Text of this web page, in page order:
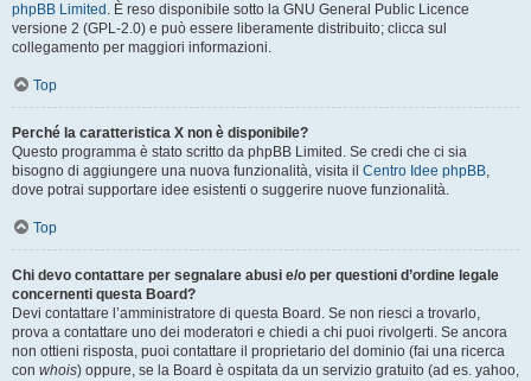
phpBB Limited . È reso disponibile sotto la GNU General Public Licence
versione 2 (GPL-2.0) e può essere liberamente distribuito; clicca sul
collegamento per maggiori informazioni.
Top
Perché la caratteristica X non è disponibile?
Questo programma è stato scritto da phpBB Limited. Se credi che ci sia
bisogno di aggiungere una nuova funzionalità, visita il Centro Idee phpBB,
dove potrai supportare idee esistenti o suggerire nuove funzionalità.
Top
Chi devo contattare per segnalare abusi e/o per questioni d’ordine legale
concernenti questa Board?
Devi contattare l’amministratore di questa Board. Se non riesci a trovarlo,
prova a contattare uno dei moderatori e chiedi a chi puoi rivolgerti. Se ancora
non ottieni risposta, puoi contattare il proprietario del dominio (fai una ricerca
con whois) oppure, se la Board è ospitata da un servizio gratuito (ad es. yahoo,